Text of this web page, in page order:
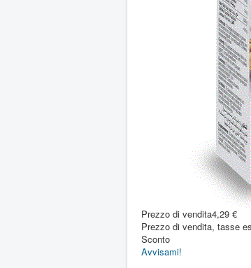
Prezzo di vendita4,29 €
Prezzo di vendita, tasse
Sconto
Avvisami!